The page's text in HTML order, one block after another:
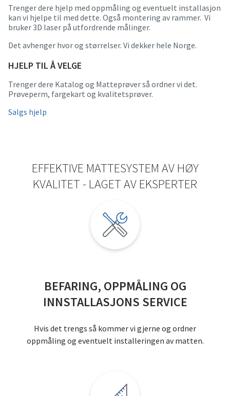
Trenger dere hjelp med oppmåling og eventuelt installasjon
kan vi hjelpe til med dette. Også montering av rammer. Vi
bruker 3D laser på utfordrende målinger.
Det avhenger hvor og størrelser. Vi dekker hele Norge.
HJELP TIL Å VELGE
Trenger dere Katalog og Matteprøver så ordner vi det.
Prøveperm, fargekart og kvalitetsprøver.
Salgs hjelp
EFFEKTIVE MATTESYSTEM AV HØY
KVALITET - LAGET AV EKSPERTER
BEFARING, OPPMÅLING OG
INNSTALLASJONS SERVICE
Hvis det trengs så kommer vi gjerne og ordner
oppmåling og eventuelt installeringen av matten.